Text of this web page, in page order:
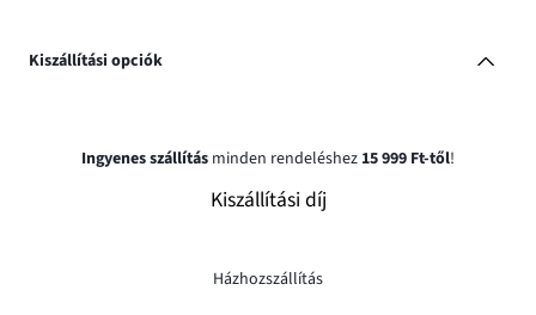
Kiszállítási opciók
Ingyenes szállítás minden rendeléshez 15 999 Ft-től!
Kiszállítási díj
Házhozszállítás